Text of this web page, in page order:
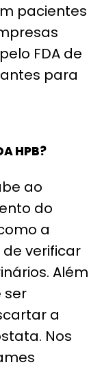
pacientes
FDA de
para
HPB?
ao
do
a
verificar
Além
ser
a
Nos